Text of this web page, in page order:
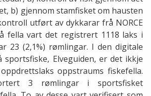
b) gjennom stamfisket om hausten
utført av dykkarar frå NORCE
fella vart det registrert 1118 laks i
23 (2,1%) rømlingar. I den digitale
Elveguiden, er det ikkje
oppstraums fiskefella.
3 rømlingar i sportsfisket